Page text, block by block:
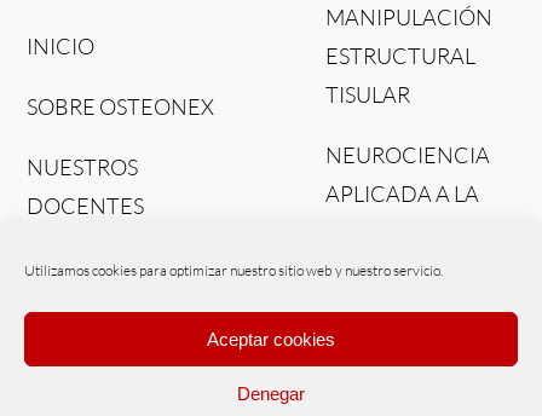
Utilizamos cookies para optimizar nuestro sitio web y nuestro servicio.
Aceptar cookies
Denegar
INICIO
SOBRE OSTEONEX
NUESTROS
DOCENTES
CONTACTO
MANIPULACIÓN
ESTRUCTURAL
TISULAR
NEUROCIENCIA
APLICADA A LA
ALMA